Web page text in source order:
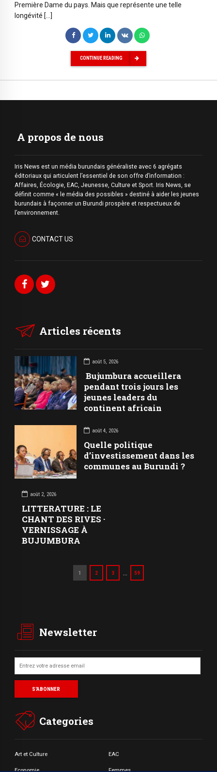
Première Dame du pays. Mais que représente une telle
longévité […]
CONTINUE READING
A propos de nous
Iris News est un média burundais généraliste avec 6 agrégats
éditoriaux qui articulent l’essentiel de son offre d’information :
Affaires, Écologie, EAC, Jeunesse, Culture et Sport. Iris News, se
définit comme « le média des possibles » destiné à aider les jeunes
burundais à façonner un Burundi prospère et respectueux de
l’environnement.
CONTACT US
Articles récents
août 5, 2026
Bujumbura accueillera
pendant trois jours les
jeunes leaders du
continent africain
août 4, 2026
Quelle politique
d’investissement dans les
communes au Burundi ?
août 2, 2026
LITTERATURE : LE
CHANT DES RIVES ·
VERNISSAGE À
BUJUMBURA
1 2 3 59
Newsletter
Categories
Art et Culture EAC
Economie Femmes